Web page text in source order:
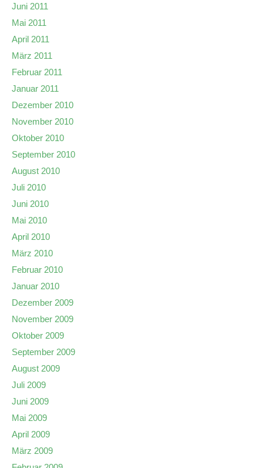
Juni 2011
Mai 2011
April 2011
März 2011
Februar 2011
Januar 2011
Dezember 2010
November 2010
Oktober 2010
September 2010
August 2010
Juli 2010
Juni 2010
Mai 2010
April 2010
März 2010
Februar 2010
Januar 2010
Dezember 2009
November 2009
Oktober 2009
September 2009
August 2009
Juli 2009
Juni 2009
Mai 2009
April 2009
März 2009